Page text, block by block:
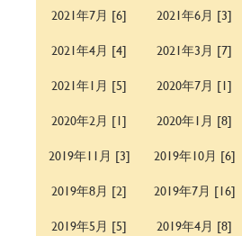
2021年7月 [6]
2021年6月 [3]
2021年4月 [4]
2021年3月 [7]
2021年1月 [5]
2020年7月 [1]
2020年2月 [1]
2020年1月 [8]
2019年11月 [3]
2019年10月 [6]
2019年8月 [2]
2019年7月 [16]
2019年5月 [5]
2019年4月 [8]